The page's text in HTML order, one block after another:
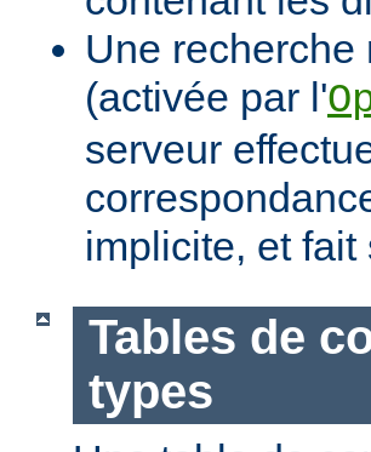
Une
(activée par l'
serveur
implicite, et
Tables de
types